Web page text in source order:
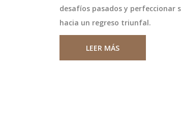
desafíos pasados y perfeccionar
hacia un regreso triunfal.
LEER MÁSSin Bandera en
setlist y todo
Tour 2026